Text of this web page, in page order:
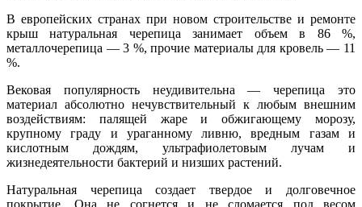
В европейских странах при новом строительстве и ремонте
крыш натуральная черепица занимает объем в 86 %,
металлочерепица — 3 %, прочие материалы для кровель — 11
%.
Вековая популярность неудивительна — черепица это
материал абсолютно нечувствительный к любым внешним
воздействиям: палящей жаре и обжигающему морозу,
крупному граду и ураганному ливню, вредным газам и
кислотным дождям, ультрафиолетовым лучам и
жизнедеятельности бактерий и низших растений.
Натуральная черепица создает твердое и долговечное
покрытие. Она не согнется и не сломается под весом